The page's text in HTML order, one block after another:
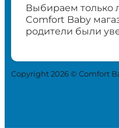
Выбираем только
Comfort Baby
родители были
Copyright 2026 © Comfort